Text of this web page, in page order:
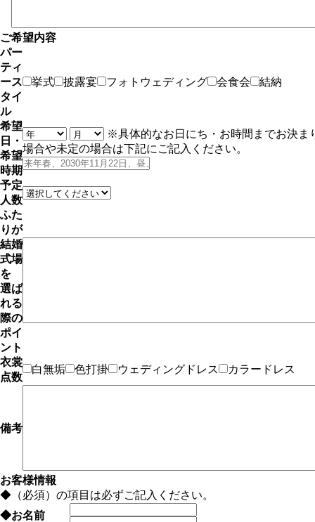
ご希望内容
パー
ティ
ース
タイ
ル
挙式 披露宴 フォトウェディング 会食会 結納
希望
日・
希望
時期
※具体的なお日にち・お時間までお決ま
場合や未定の場合は下記にご記入ください。
予定
人数
ふた
りが
結婚
式場
を
選ば
れる
際の
ポイ
ント
衣裳
点数
白無垢 色打掛 ウェディングドレス カラードレス
備考
お客様情報
◆ （必須）の項目は必ずご記入ください。
◆お名前